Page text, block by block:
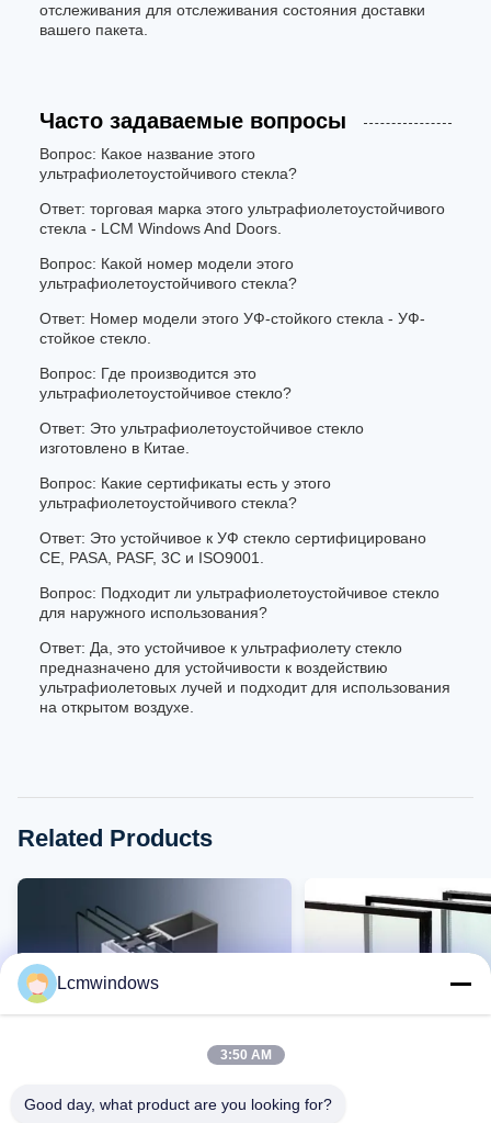
отслеживания для отслеживания состояния доставки
вашего пакета.
Часто задаваемые вопросы
Вопрос: Какое название этого
ультрафиолетоустойчивого стекла?
Ответ: торговая марка этого ультрафиолетоустойчивого
стекла - LCM Windows And Doors.
Вопрос: Какой номер модели этого
ультрафиолетоустойчивого стекла?
Ответ: Номер модели этого УФ-стойкого стекла - УФ-
стойкое стекло.
Вопрос: Где производится это
ультрафиолетоустойчивое стекло?
Ответ: Это ультрафиолетоустойчивое стекло
изготовлено в Китае.
Вопрос: Какие сертификаты есть у этого
ультрафиолетоустойчивого стекла?
Ответ: Это устойчивое к УФ стекло сертифицировано
CE, PASA, PASF, 3C и ISO9001.
Вопрос: Подходит ли ультрафиолетоустойчивое стекло
для наружного использования?
Ответ: Да, это устойчивое к ультрафиолету стекло
предназначено для устойчивости к воздействию
ультрафиолетовых лучей и подходит для использования
на открытом воздухе.
Related Products
Lcmwindows
3:50 AM
Good day, what product are you looking for?